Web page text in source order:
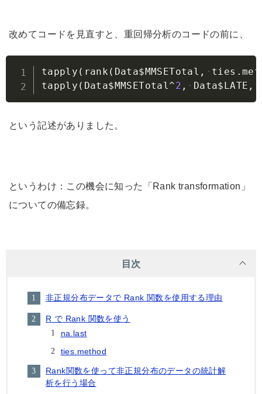
改めてコードを見直すと、重回帰分析のコードの前に、
tapply ( rank ( Data$ MMSETotal ,
tapply ( Data$ MMSETotal^2 , Data$ LATE ,
Copy
という記述がありました。
というわけ：この機会に知った「Rank transformation」
についての備忘録。
目次
非正規分布データで Rank 関数を使用する理由
R で Rank 関数を使う
na.last
ties.method
Rank関数を使って非正規分布のデータの統計解
析を行う場合